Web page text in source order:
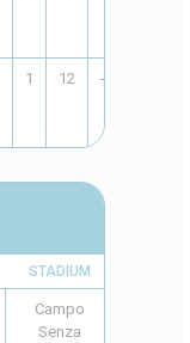
1 12 -11
STADIUM
Campo
Senza